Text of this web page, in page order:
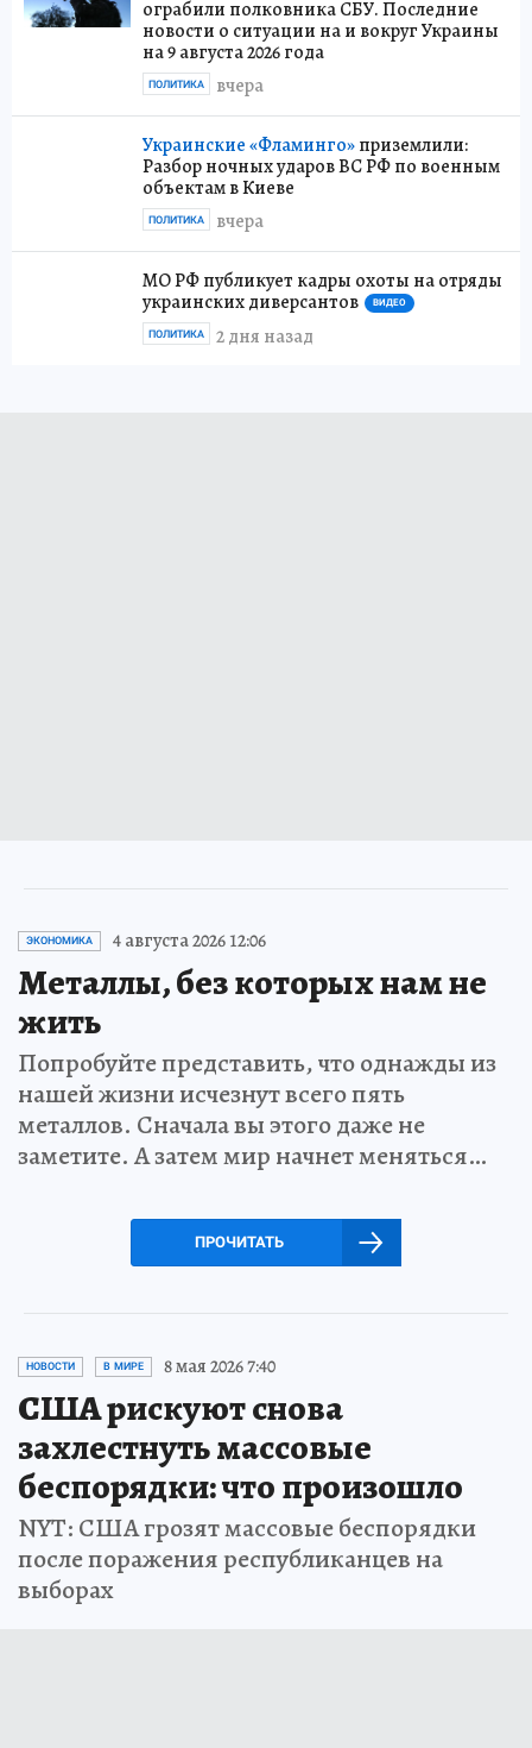
ограбили полковника СБУ. Последние
новости о ситуации на и вокруг Украины
на 9 августа 2026 года
вчера
ПОЛИТИКА
Украинские «Фламинго»приземлили:
Разбор ночных ударов ВС РФ по военным
объектам в Киеве
вчера
ПОЛИТИКА
МО РФ публикует кадры охоты на отряды
украинских диверсантов
ВИДЕО
2 дня назад
ПОЛИТИКА
ЭКОНОМИКА 4 августа 2026 12:06
Металлы, без которых нам не
жить
Попробуйте представить, что однажды из
нашей жизни исчезнут всего пять
металлов. Сначала вы этого даже не
заметите. А затем мир начнет меняться…
ПРОЧИТАТЬ
НОВОСТИ В МИРЕ 8 мая 2026 7:40
США рискуют снова
захлестнуть массовые
беспорядки: что произошло
NYT: США грозят массовые беспорядки
после поражения республиканцев на
выборах